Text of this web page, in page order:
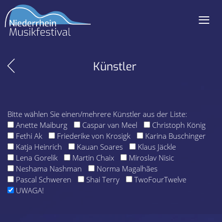
überspringen
≡
Künstler
Bitte wählen Sie einen/mehrere Künstler aus der Liste:
Anette Maiburg
Caspar van Meel
Christoph König
Fethi Ak
Friederike von Krosigk
Karina Buschinger
Katja Heinrich
Kauan Soares
Klaus Jäckle
Lena Gorelik
Martin Chaix
Miroslav Nisic
Neshama Nashman
Norma Magalhães
Pascal Schweren
Shai Terry
TwoFourTwelve
UWAGA!